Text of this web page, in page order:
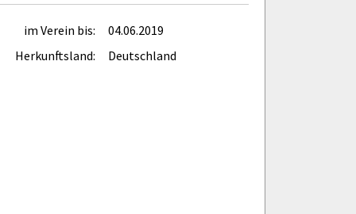
im Verein bis:
04.06.2019
Herkunftsland:
Deutschland